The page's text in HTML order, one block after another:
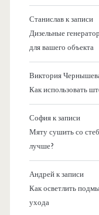
Станиславк записи
Дизельные
для вашего объекта
Виктория
Как использовать
Софияк записи
Мяту сушить со
лучше?
Андрейк записи
Как осветлить
ухода